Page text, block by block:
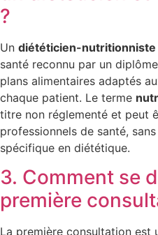
?
Un diététicien-nutritionniste
santé reconnu par un
plans alimentaires adaptés
chaque patient. Le terme
titre non réglementé et peut
professionnels de santé,
spécifique en diététique.
3. Comment se
première
La première consultation est